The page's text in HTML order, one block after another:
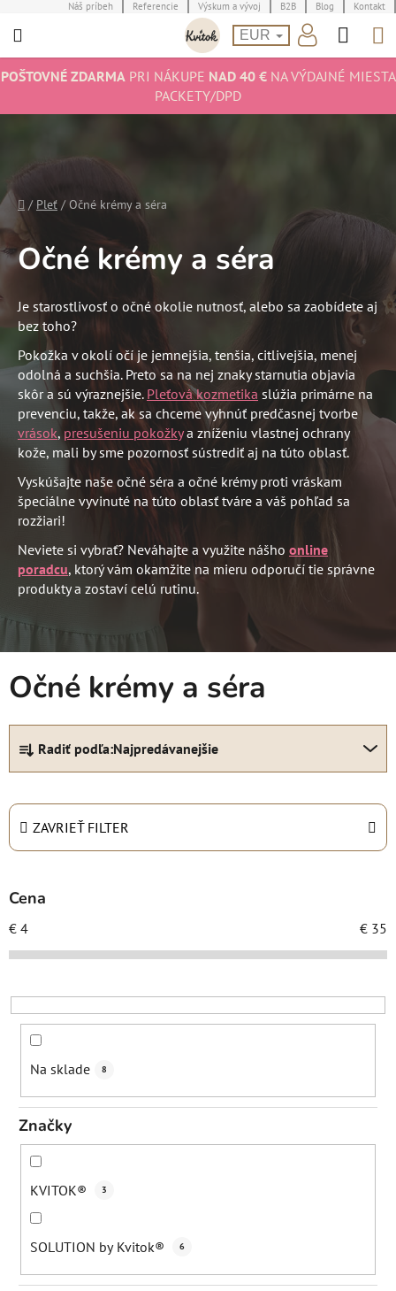
na
Náš príbeh Referencie Výskum a vývoj B2B Blog Kontakt
EUR
POŠTOVNÉ ZDARMAPRI NÁKUPE NAD 40 €NA VÝDAJNÉ MIESTA
PACKETY/DPD
Domov
/ Pleť / Očné krémy a séra
Očné krémy a séra
Je starostlivosť o očné okolie nutnosť, alebo sa zaobídete aj
bez toho?
Pokožka v okolí očí je jemnejšia, tenšia, citlivejšia, menej
odolná a suchšia. Preto sa na nej znaky starnutia objavia
skôr a sú výraznejšie. Pleťová kozmetika slúžia primárne na
prevenciu, takže, ak sa chceme vyhnúť predčasnej tvorbe
vrások, presušeniu pokožkya zníženiu vlastnej ochrany
kože, mali by sme pozornosť sústrediť aj na túto oblasť.
Vyskúšajte naše očné séra a očné krémy proti vráskam
špeciálne vyvinuté na túto oblasť tváre a váš pohľad sa
rozžiari!
Neviete si vybrať? Neváhajte a využite nášho online
poradcu, ktorý vám okamžite na mieru odporučí tie správne
produkty a zostaví celú rutinu.
Očné krémy a séra
R
d
e
i
p
r
o
d
k
Radiť podľa:Najpredávanejšie
ZAVRIEŤ FILTER
Cena
€ 4 € 35
Na sklade 8
Značky
KVITOK® 3
SOLUTION by Kvitok® 6